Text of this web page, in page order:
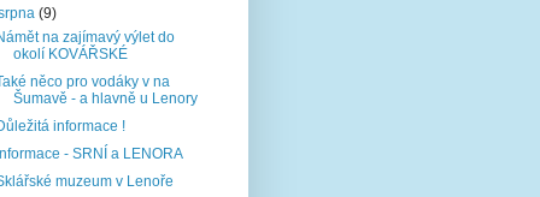
(9)
na zajímavý výlet do
okolí KOVÁŘSKÉ
něco pro vodáky v na
Šumavě - a hlavně u Lenory
informace !
Informace - SRNÍ a LENORA
muzeum v Lenoře